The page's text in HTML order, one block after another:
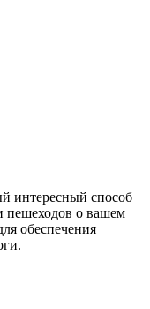
интересный способ
пешеходов о вашем
обеспечения